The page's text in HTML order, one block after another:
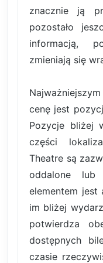
znacznie ją
pozostało
informacją,
zmieniają się
cenę jest
Pozycje bliżej
części
Theatre są
oddalone lub
elementem
im bliżej
potwierdza
dostępnych
czasie